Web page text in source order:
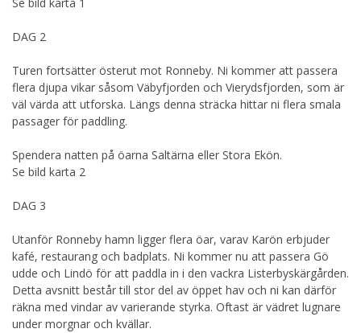
DAG 2
Turen fortsätter österut mot Ronneby. Ni kommer att passera
flera djupa vikar såsom Väbyfjorden och Vierydsfjorden, som är
väl värda att utforska. Längs denna sträcka hittar ni flera smala
passager för paddling.
Spendera natten på öarna Saltärna eller Stora Ekön.
Se bild karta 2
DAG 3
Utanför Ronneby hamn ligger flera öar, varav Karön erbjuder
kafé, restaurang och badplats. Ni kommer nu att passera Gö
udde och Lindö för att paddla in i den vackra Listerbyskärgården.
Detta avsnitt består till stor del av öppet hav och ni kan därför
räkna med vindar av varierande styrka. Oftast är vädret lugnare
under morgnar och kvällar.